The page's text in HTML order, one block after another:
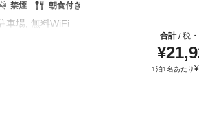
禁煙 朝食付き
合計/税
¥
1泊1名あたり¥